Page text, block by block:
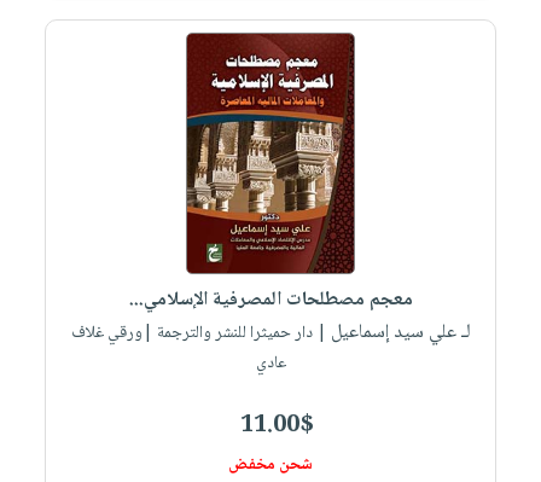
معجم مصطلحات المصرفية الإسلامي...
لـ علي سيد إسماعيل | دار حميثرا للنشر والترجمة |ورقي غلاف
عادي
11.00$
شحن مخفض